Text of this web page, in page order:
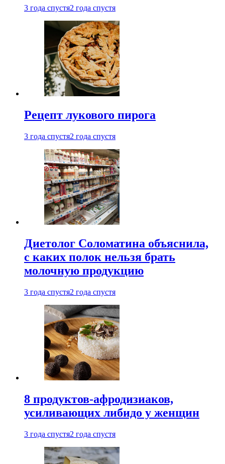
3 года спустя2 года спустя
Рецепт лукового пирога
3 года спустя2 года спустя
Диетолог Соломатина объяснила,
с каких полок нельзя брать
молочную продукцию
3 года спустя2 года спустя
8 продуктов-афродизиаков,
усиливающих либидо у женщин
3 года спустя2 года спустя